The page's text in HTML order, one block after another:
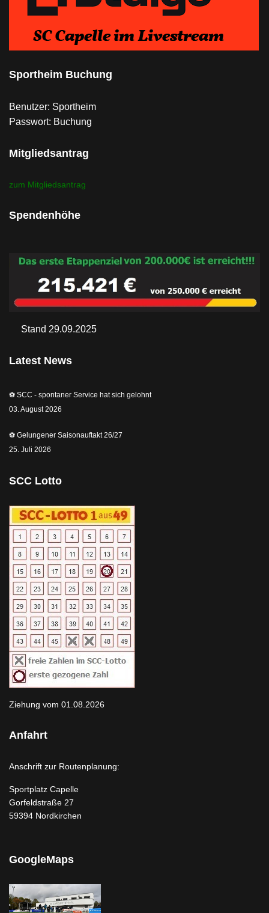
Sportheim Buchung
Benutzer: Sportheim
Passwort: Buchung
Mitgliedsantrag
zum Mitgliedsantrag
Spendenhöhe
Stand 29.09.2025
Latest News
⚽️ SCC - spontaner Service hat sich gelohnt
03. August 2026
⚽️ Gelungener Saisonauftakt 26/27
25. Juli 2026
SCC Lotto
Ziehung vom 01.08.2026
Anfahrt
Anschrift zur Routenplanung:
Sportplatz Capelle
Gorfeldstraße 27
59394 Nordkirchen
GoogleMaps